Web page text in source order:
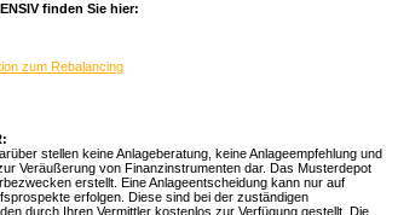
finden Sie hier:
zum Rebalancing
stellen keine Anlageberatung, keine Anlageempfehlung und
Veräußerung von Finanzinstrumenten dar. Das Musterdepot
erstellt. Eine Anlageentscheidung kann nur auf
erfolgen. Diese sind bei der zuständigen
durch Ihren Vermittler kostenlos zur Verfügung gestellt. Die